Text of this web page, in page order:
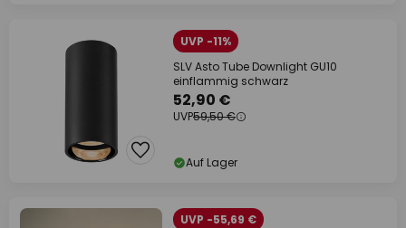
UVP -11%
SLV Asto Tube Downlight GU10
einflammig schwarz
52,90 €
UVP59,50 €
Auf Lager
UVP -55,69 €